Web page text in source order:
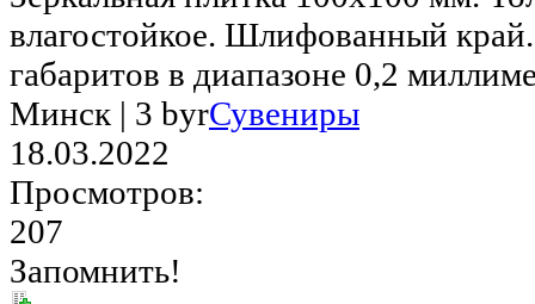
влагостойкое. Шлифованный
габаритов в диапазоне 0,2
Минск | 3 byrСувениры
18.03.2022
Просмотров:
207
Запомнить!